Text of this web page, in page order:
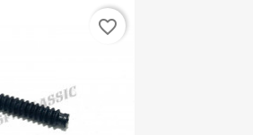
favorite_border